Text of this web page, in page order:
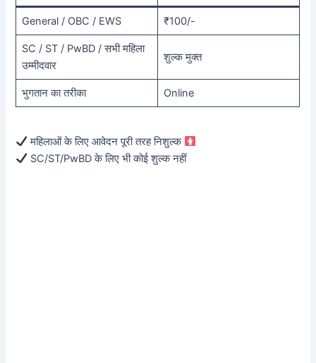
General / OBC / EWS ₹100/-
SC / ST / PwBD / सभी महिला
उम्मीदवार
शुल्क मुक्त
भुगतान का तरीका Online
महिलाओं के लिए आवेदन पूरी तरह निशुल्क
SC/ST/PwBD के लिए भी कोई शुल्क नहीं